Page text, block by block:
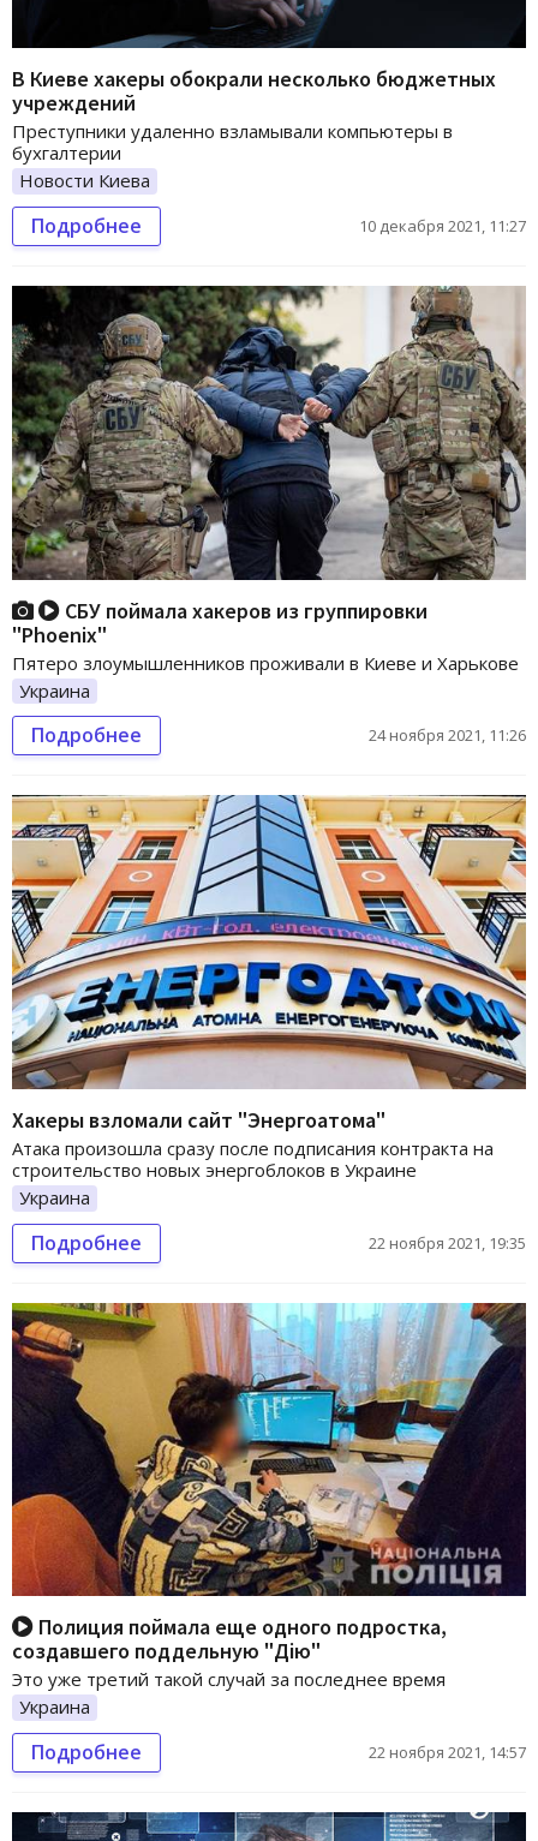
В Киеве хакеры обокрали несколько бюджетных
учреждений
Преступники удаленно взламывали компьютеры в
бухгалтерии
Новости Киева
Подробнее 10 декабря 2021, 11:27
СБУ поймала хакеров из группировки
"Phoenix"
Пятеро злоумышленников проживали в Киеве и Харькове
Украина
Подробнее 24 ноября 2021, 11:26
Хакеры взломали сайт "Энергоатома"
Атака произошла сразу после подписания контракта на
строительство новых энергоблоков в Украине
Украина
Подробнее 22 ноября 2021, 19:35
Полиция поймала еще одного подростка,
создавшего поддельную "Дію"
Это уже третий такой случай за последнее время
Украина
Подробнее 22 ноября 2021, 14:57